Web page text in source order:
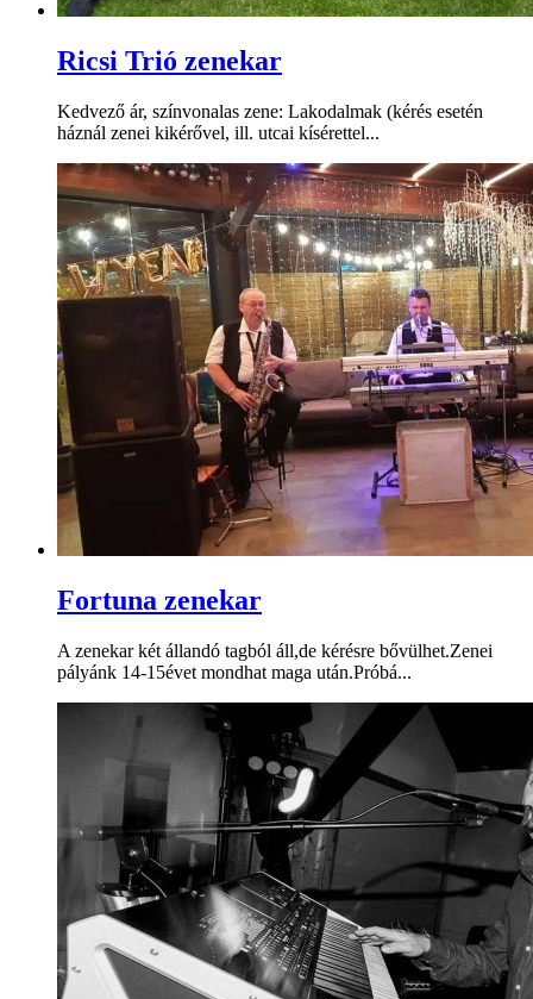
Ricsi Trió zenekar
Kedvező ár, színvonalas zene: Lakodalmak (kérés esetén
háznál zenei kikérővel, ill. utcai kísérettel...
Fortuna zenekar
A zenekar két állandó tagból áll,de kérésre bővülhet.Zenei
pályánk 14-15évet mondhat maga után.Próbá...